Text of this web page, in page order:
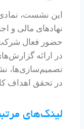
این نشست،
نهادهای مالی و
حضور فعال شرکت
در ارائه
تصمیم‌سازی‌ها،
در تحقق اهداف
لینک‌های